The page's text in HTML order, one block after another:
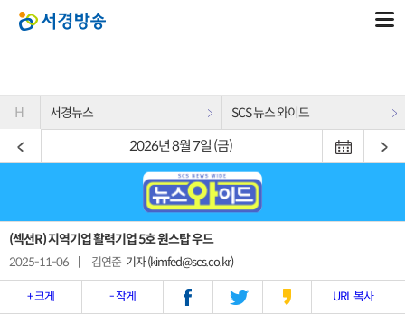
H 서경뉴스 SCS 뉴스 와이드
2026년 8월 7일 (금)
(섹션R) 지역기업 활력기업 5호 원스탑 우드
2025-11-06 김연준 기자 (kimfed@scs.co.kr)
+ 크게 - 작게 URL 복사